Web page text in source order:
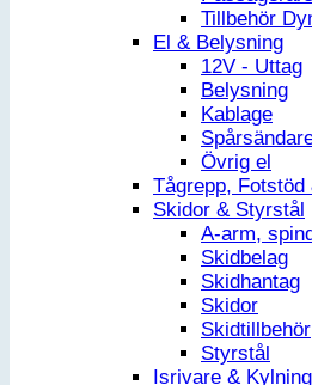
Tillbehör
El & Belysning
12V - Uttag
Belysning
Kablage
Övrig el
Tågrepp, Fotstöd
Skidor & Styrstål
A-arm,
Skidbelag
Skidhantag
Skidor
Skidtillbehör
Styrstål
Isrivare & Kylning